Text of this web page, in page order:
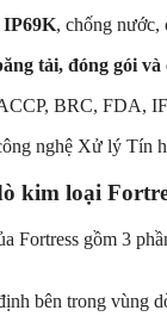
IP69K, chống nước,
tải, đóng gói
BRC, FDA,
nghệ Xử lý Tín
kim loại
Fortress gồm 3
bên trong vùng